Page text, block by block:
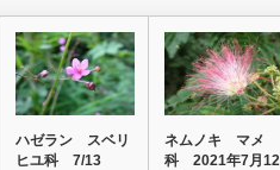
ハゼラン スベリ
ヒユ科 7/13
ネムノキ マメ
科 2021年7月12